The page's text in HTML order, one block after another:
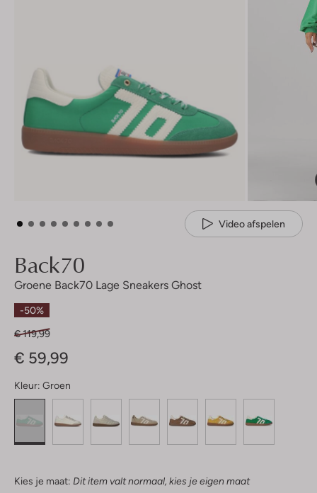
Video afspelen
Back70
Groene Back70 Lage Sneakers Ghost
-50%
€ 119,99
€ 59,99
Kleur: Groen
Kies je maat: Dit item valt normaal, kies je eigen maat